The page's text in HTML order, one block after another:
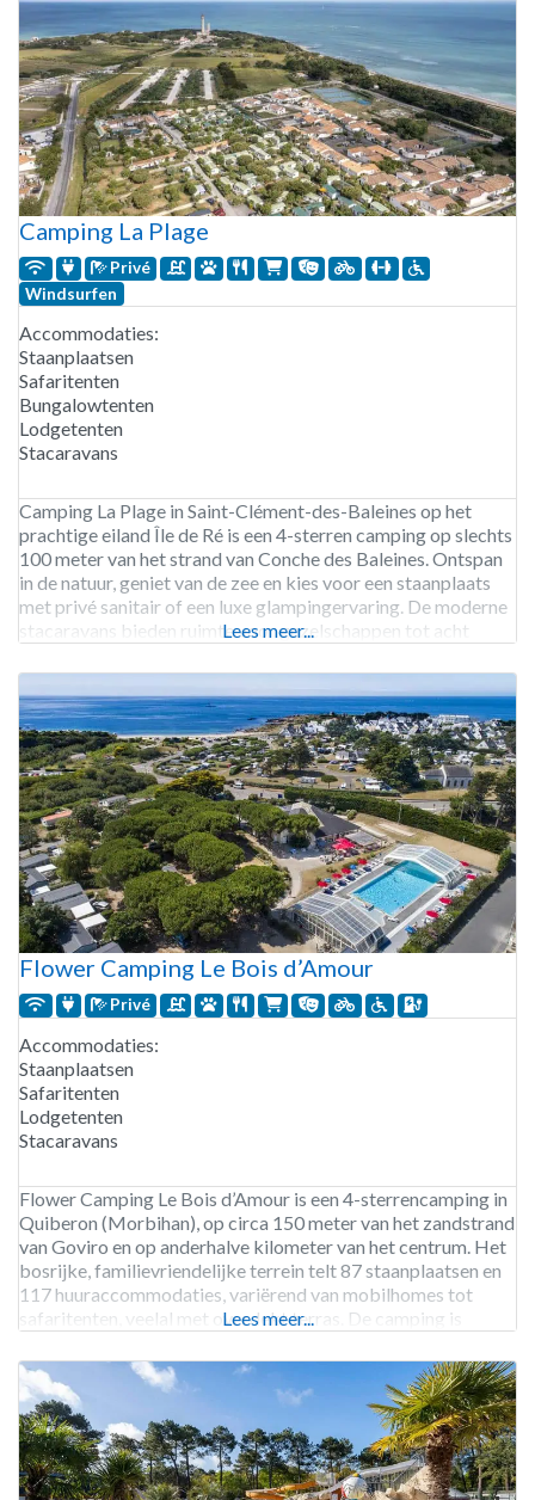
Camping La Plage
Privé
Windsurfen
Accommodaties:
Staanplaatsen
Safaritenten
Bungalowtenten
Lodgetenten
Stacaravans
Camping La Plage in Saint-Clément-des-Baleines op het
prachtige eiland Île de Ré is een 4-sterren camping op slechts
100 meter van het strand van Conche des Baleines. Ontspan
in de natuur, geniet van de zee en kies voor een staanplaats
met privé sanitair of een luxe glampingervaring. De moderne
stacaravans bieden ruimte voor gezelschappen tot acht
Lees meer...
Flower Camping Le Bois d’Amour
Privé
Accommodaties:
Staanplaatsen
Safaritenten
Lodgetenten
Stacaravans
Flower Camping Le Bois d’Amour is een 4-sterrencamping in
Quiberon (Morbihan), op circa 150 meter van het zandstrand
van Goviro en op anderhalve kilometer van het centrum. Het
bosrijke, familievriendelijke terrein telt 87 staanplaatsen en
117 huuraccommodaties, variërend van mobilhomes tot
safaritenten, veelal met overdekt terras. De camping is
omvat een
Lees meer...